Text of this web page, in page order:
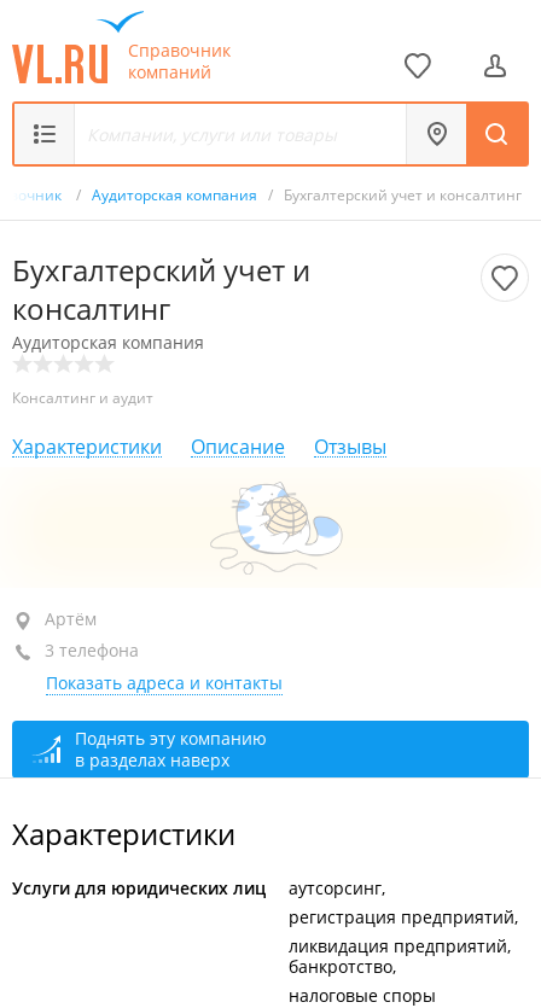
Справочник
компаний
/ Аудиторская компания / Бухгалтерский учет и консалтинг
Бухгалтерский учет и
консалтинг
Аудиторская компания
Консалтинг и аудит
Характеристики Описание Отзывы
Артём, ул. Кирова, 64Г
+7 (423-37) 3-79-37
+7 902 555-26-92
+7 924 269-90-47
сегодня закрыто
Артём
3 телефона
Показать адреса и контакты
Поднять эту компанию
в разделах наверх
Характеристики
Услуги для юридических лиц
аутсорсинг
регистрация предприятий
ликвидация предприятий,
банкротство
налоговые споры